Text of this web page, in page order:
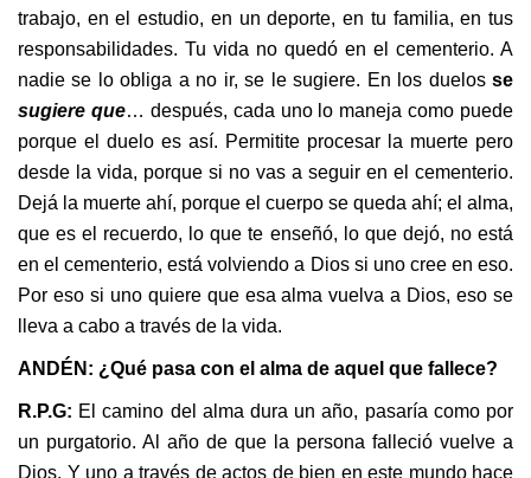
trabajo, en el estudio, en un deporte, en tu familia, en tus
responsabilidades. Tu vida no quedó en el cementerio. A
nadie se lo obliga a no ir, se le sugiere. En los duelos se
sugiere que… después, cada uno lo maneja como puede
porque el duelo es así. Permitite procesar la muerte pero
desde la vida, porque si no vas a seguir en el cementerio.
Dejá la muerte ahí, porque el cuerpo se queda ahí; el alma,
que es el recuerdo, lo que te enseñó, lo que dejó, no está
en el cementerio, está volviendo a Dios si uno cree en eso.
Por eso si uno quiere que esa alma vuelva a Dios, eso se
lleva a cabo a través de la vida.
ANDÉN: ¿Qué pasa con el alma de aquel que fallece?
R.P.G: El camino del alma dura un año, pasaría como por
un purgatorio. Al año de que la persona falleció vuelve a
Dios. Y uno a través de actos de bien en este mundo hace